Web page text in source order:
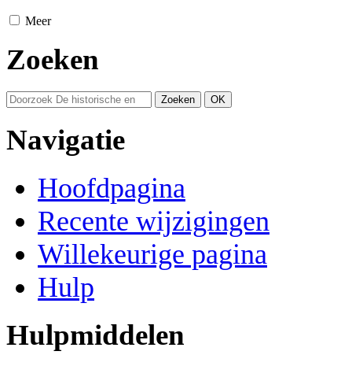
Meer
Zoeken
Navigatie
Hoofdpagina
Recente wijzigingen
Willekeurige pagina
Hulp
Hulpmiddelen